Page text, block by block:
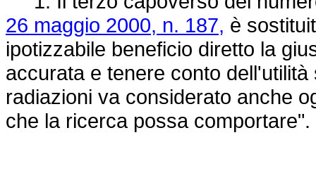
26 maggio 2000, n. 187, è
ipotizzabile beneficio diretto la
accurata e tenere conto
radiazioni va considerato anche
che la ricerca possa comportare".